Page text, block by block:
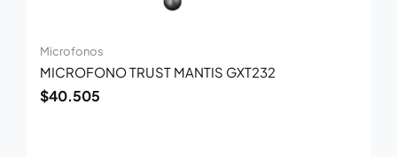
Microfonos
MICROFONO TRUST MANTIS GXT232
$40.505